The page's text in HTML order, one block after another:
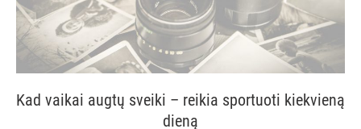
Kad vaikai augtų sveiki – reikia sportuoti kiekvieną
dieną